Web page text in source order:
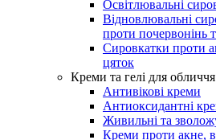
Освітлювальні
Відновлювальні
проти почервонінь
Сировкатки проти
цяток
Креми та гелі для обличчя
Антивікові креми
Антиоксидантні
Живильні та
Креми проти акне,